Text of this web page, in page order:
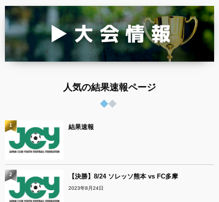
人気の結果速報ページ
結果速報
1
【決勝】8/24 ソレッソ熊本 vs FC多摩
2023年8月24日
2